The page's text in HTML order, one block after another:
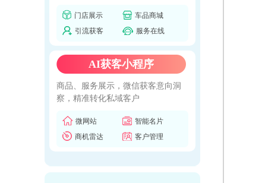
门店展示
车品商城
引流获客
服务在线
AI获客小程序
商品、服务展示，微信获客意向洞
察，精准转化私域客户
微网站
智能名片
商机雷达
客户管理